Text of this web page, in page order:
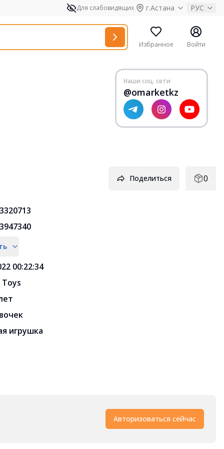
Для слабовидящих г.Астана РУС
Избранное Войти
Наши соц. сети
@omarketkz
Поделиться 0
00:22:34
игрушка
Авторизоваться сейчас